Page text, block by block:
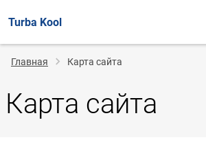
Turba Kool
Строка
навигации
Главная Карта сайта
Карта сайта